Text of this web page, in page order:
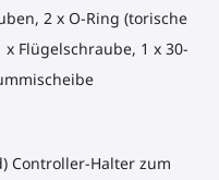
2 x O-Ring (torische
Flügelschraube, 1 x 30-
Controller-Halter zum